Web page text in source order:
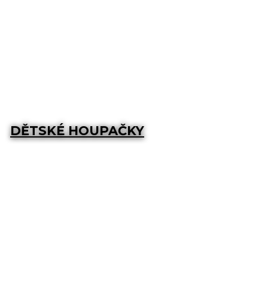
DĚTSKÉ HOUPAČKY